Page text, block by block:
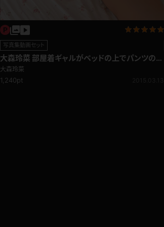
写真集動画セット
大森玲菜 部屋着ギャルがベッドの上でパンツの紐
をほどいたら･･･
大森玲菜
1,240pt